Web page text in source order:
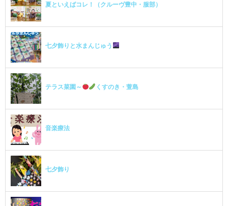
夏といえばコレ！（クルーヴ豊中・服部）
七夕飾りと水まんじゅう
テラス菜園～ くすのき・萱島
音楽療法
七夕飾り